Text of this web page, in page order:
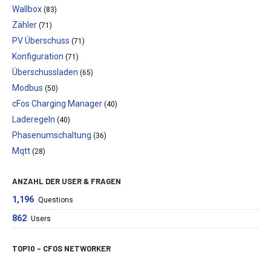
Wallbox (83)
Zähler (71)
PV Überschuss (71)
Konfiguration (71)
Überschussladen (65)
Modbus (50)
cFos Charging Manager (40)
Laderegeln (40)
Phasenumschaltung (36)
Mqtt (28)
ANZAHL DER USER & FRAGEN
1,196 Questions
862 Users
TOP10 – CFOS NETWORKER